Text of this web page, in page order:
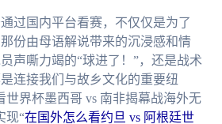
过国内平台看赛，不仅仅是为了
份由母语解说带来的沉浸感和情
声嘶力竭的“球进了！”，还是战术
连接我们与故乡文化的重要纽
世界杯墨西哥 vs 南非揭幕战海外无
现“在国外怎么看约旦 vs 阿根廷世